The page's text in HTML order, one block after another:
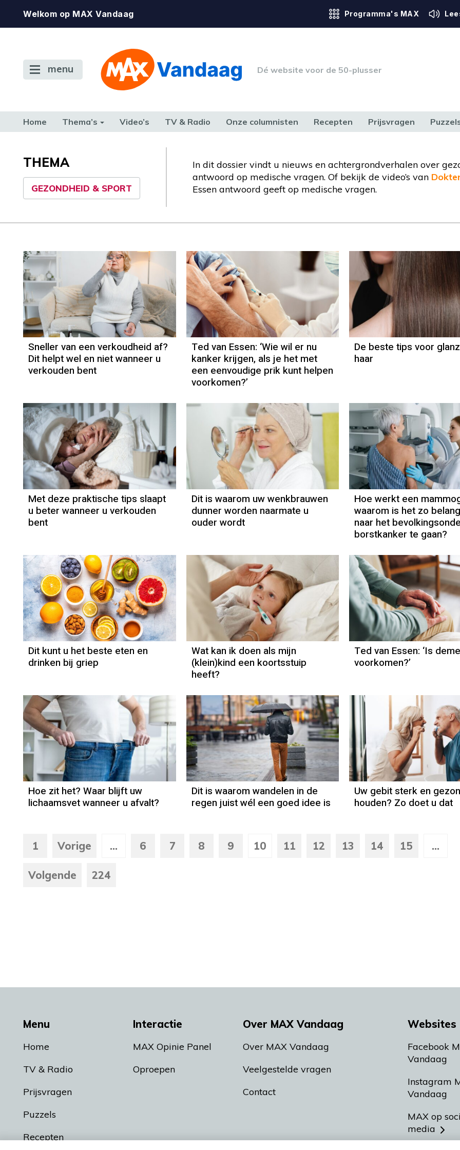
Welkom op MAX Vandaag Programma's MAX
menu Dé website voor de 50-plusser
Home Thema’s Video’s TV & Radio Onze columnisten Recepten Prijsvragen
TERUG NAAR TOEN
THEMA
GEZONDHEID & SPORT
In dit dossier vindt u nieuws en achtergrondverhalen over
antwoord op medische vragen. Of bekijk de video’s van
Essen antwoord geeft op medische vragen.
Sneller van een verkoudheid af?
Dit helpt wel en niet wanneer u
verkouden bent
Column
Ted van Essen
Ted van Essen: ‘Wie wil er nu
kanker krijgen, als je het met
een eenvoudige prik kunt helpen
voorkomen?’
De beste tips voor
haar
Met deze praktische tips slaapt
u beter wanneer u verkouden
bent
Dit is waarom uw wenkbrauwen
dunner worden naarmate u
ouder wordt
Hoe werkt een
waarom is het zo
naar het
borstkanker te gaan?
Dit kunt u het beste eten en
drinken bij griep
Wat kan ik doen als mijn
(klein)kind een koortsstuip
heeft?
Column
Ted van Essen
Ted van Essen: ‘Is
voorkomen?’
Hoe zit het? Waar blijft uw
lichaamsvet wanneer u afvalt?
Dit is waarom wandelen in de
regen juist wél een goed idee is
Uw gebit sterk en
houden? Zo doet u dat
1 Vorige ... 6 7 8 9 10 11 12 13 14 15 ...
Volgende 224
Menu
Home
TV & Radio
Prijsvragen
Puzzels
Recepten
Interactie
MAX Opinie Panel
Oproepen
Over MAX Vandaag
Over MAX Vandaag
Veelgestelde vragen
Contact
Websites
Facebook
Vandaag
Instagram
Vandaag
MAX op
media